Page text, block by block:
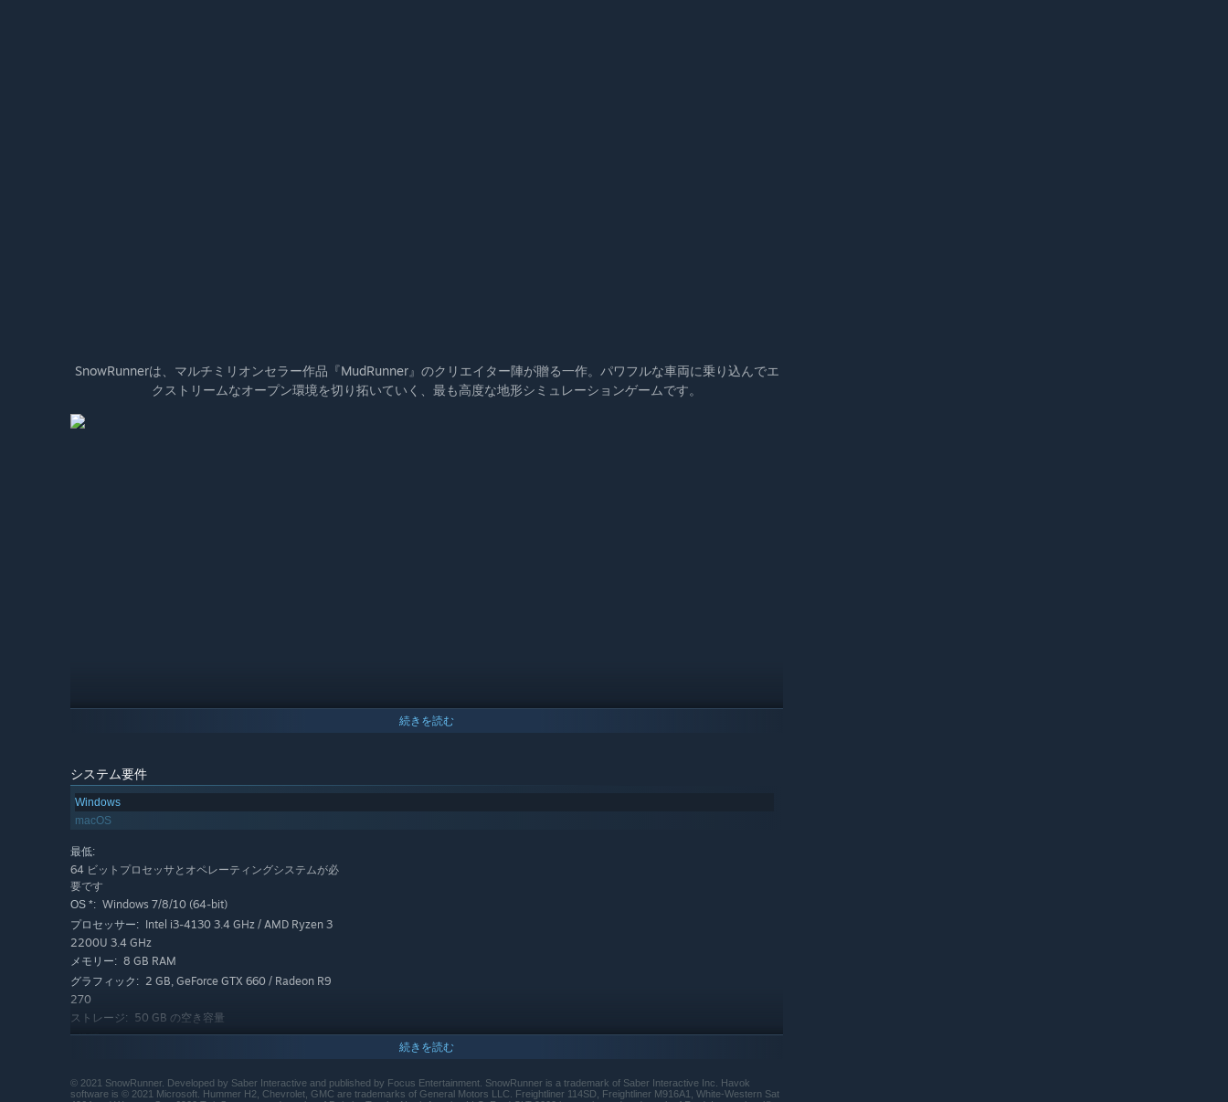
SnowRunnerは、マルチミリオンセラー作品『MudRunner』のクリエイター陣が贈る一作。パワフルな車両に乗り込んでエ
クストリームなオープン環境を切り拓いていく、最も高度な地形シミュレーションゲームです。
Saber Interactiveのクラス最高の地形物理演算エンジンを搭載。泥や急流、雪、氷湖を越えていきましょう。北アメリカや
続きを読む
システム要件
Windows
macOS
最低:
64 ビットプロセッサとオペレーティングシステムが必
要です
OS *: Windows 7/8/10 (64-bit)
プロセッサー: Intel i3-4130 3.4 GHz / AMD Ryzen 3
2200U 3.4 GHz
メモリー: 8 GB RAM
グラフィック: 2 GB, GeForce GTX 660 / Radeon R9
270
ストレージ: 50 GB の空き容量
推奨:
OS *: Windows 7/8/10 (64-bit)
続きを読む
© 2021 SnowRunner. Developed by Saber Interactive and published by Focus Entertainment. SnowRunner is a trademark of Saber Interactive Inc. Havok
software is © 2021 Microsoft. Hummer H2, Chevrolet, GMC are trademarks of General Motors LLC. Freightliner 114SD, Freightliner M916A1, White-Western Sat